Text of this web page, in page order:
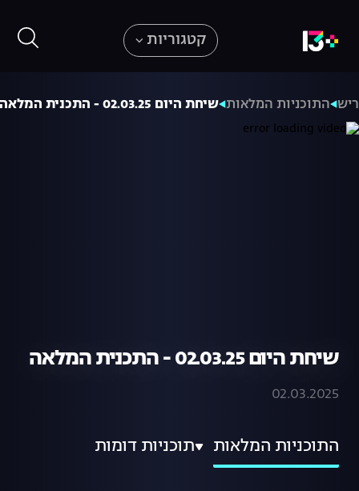
קטגוריות
התוכניות המלאות שיחת היום 02.03.25 - התכנית המלאה
שיחת היום 02.03.25 - התכנית המלאה
02.03.2025
התוכניות המלאות תוכניות דומות